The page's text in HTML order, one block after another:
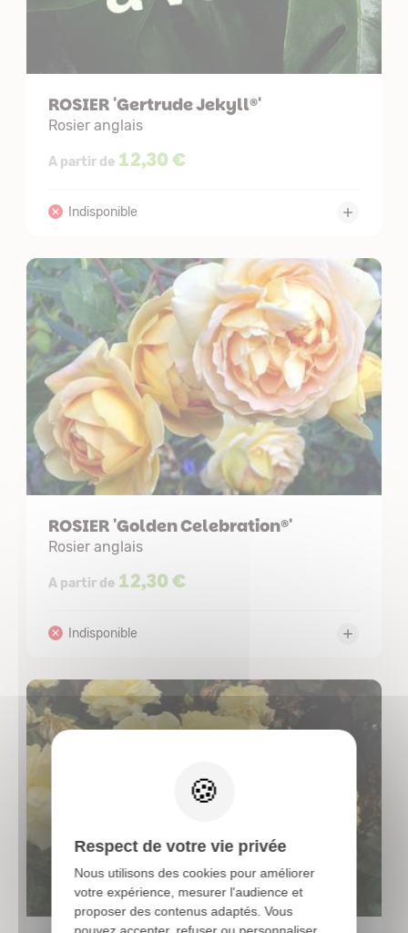
ROSIER 'Gertrude Jekyll®'
Rosier anglais
A partir de 12,30 €
ROSIER 'Golden Celebration®'
Rosier anglais
A partir de 12,30 €
Respect de votre vie privée
Nous utilisons des cookies pour améliorer
votre expérience, mesurer l'audience et
proposer des contenus adaptés. Vous